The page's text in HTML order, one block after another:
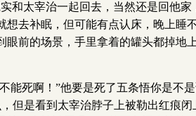
和太宰治一起回去，当然还是回他
去补眠，但可能有点认床，晚上
前的场景，手里拿着的罐头都掉地
能死啊！”他要是死了五条悟你是
但是看到太宰治脖子上被勒出红